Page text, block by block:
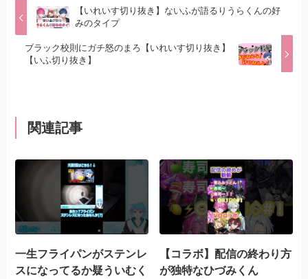
【いれいす切り抜き】ないふが語るりうらくんの好
みのタイプ
ブラック校則にガチ怒のまろ【いれいす切り抜き】
【いふ切り抜き】
関連記事
一生フライパンがステンレ
スになってるか疑ういむく
【コラボ】配信の終わり方
が独特なひづみくん